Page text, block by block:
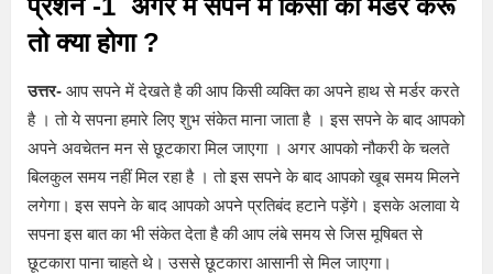
प्रशन -1 अगर में सपने में किसी का मर्डर करूँ
तो क्या होगा ?
उत्तर- आप सपने में देखते है की आप किसी व्यक्ति का अपने हाथ से मर्डर करते
है । तो ये सपना हमारे लिए शुभ संकेत माना जाता है । इस सपने के बाद आपको
अपने अवचेतन मन से छूटकारा मिल जाएगा । अगर आपको नौकरी के चलते
बिलकुल समय नहीं मिल रहा है । तो इस सपने के बाद आपको खूब समय मिलने
लगेगा। इस सपने के बाद आपको अपने प्रतिबंद हटाने पड़ेंगे। इसके अलावा ये
सपना इस बात का भी संकेत देता है की आप लंबे समय से जिस मूषिबत से
छूटकारा पाना चाहते थे। उससे छूटकारा आसानी से मिल जाएगा।